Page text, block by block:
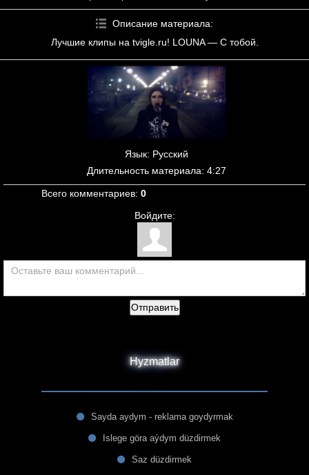
Описание материала:
Лучшие клипы на tvigle.ru! LOUNA — С тобой.
Язык: Русский
Длительность материала: 4:27
Всего комментариев: 0
Войдите:
Отправить
Hyzmatlar
Sayda aydym - reklama goydyrmak
Islege göra aýdym düzdirmek
Saz düzdirmek